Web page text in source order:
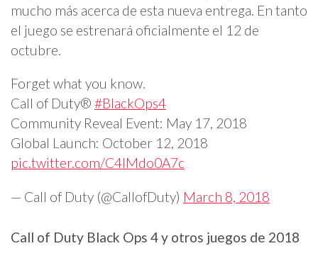
mucho más acerca de esta nueva entrega. En tanto
el juego se estrenará oficialmente el 12 de
octubre.
Forget what you know.
Call of Duty® #BlackOps4
Community Reveal Event: May 17, 2018
Global Launch: October 12, 2018
pic.twitter.com/C4lMdo0A7c
— Call of Duty (@CallofDuty) March 8, 2018
Call of Duty Black Ops 4 y otros juegos de 2018